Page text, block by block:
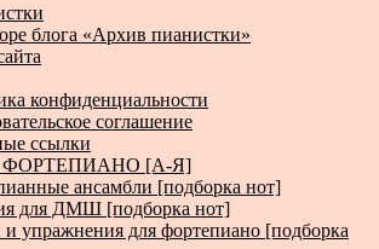
блога «Архив пианистки»
конфиденциальности
соглашение
ссылки
[А-Я]
ансамбли [подборка нот]
для ДМШ [подборка нот]
упражнения для фортепиано [подборка